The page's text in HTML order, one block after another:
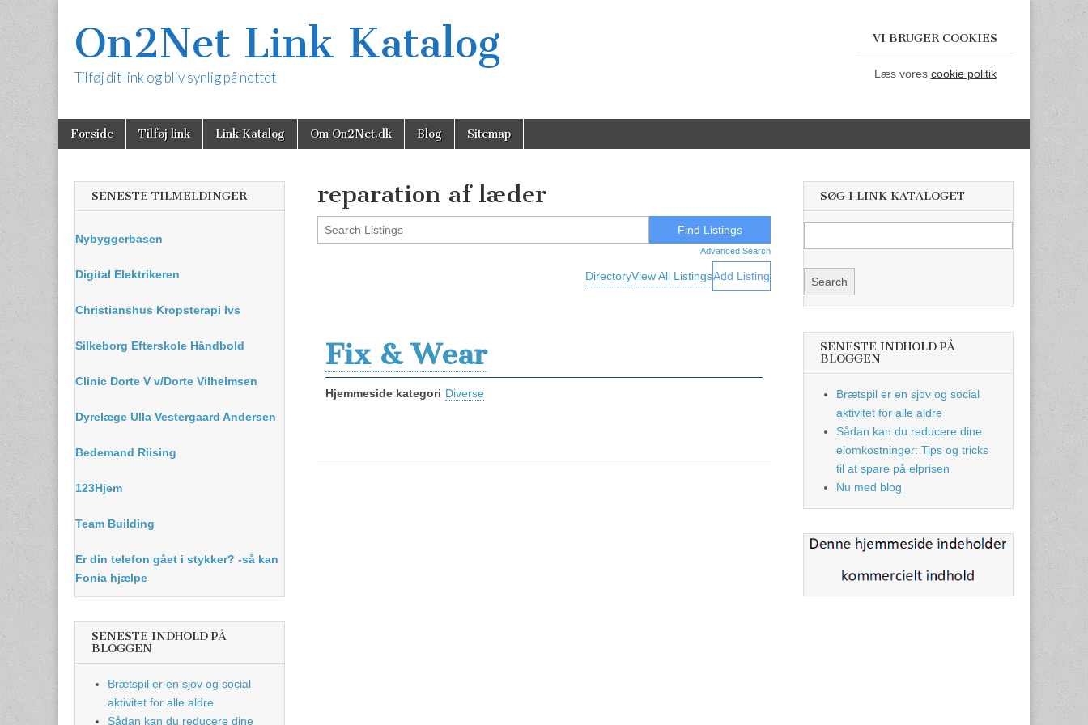
On2Net Link Katalog
Tilføj dit link og bliv synlig på nettet
VI BRUGER COOKIES
Læs vores cookie politik
Main
menu
Skip
Forside Tilføj link Link Katalog Om On2Net.dk Blog Sitemap
reparation af læder
Advanced Search
DirectoryView All ListingsAdd Listing
Fix & Wear
Hjemmeside kategori Diverse
SENESTE TILMELDINGER
Nybyggerbasen
Digital Elektrikeren
Christianshus Kropsterapi Ivs
Silkeborg Efterskole Håndbold
Clinic Dorte V v/Dorte Vilhelmsen
Dyrelæge Ulla Vestergaard Andersen
Bedemand Riising
123Hjem
Team Building
Er din telefon gået i stykker? -så kan
Fonia hjælpe
SENESTE INDHOLD PÅ
BLOGGEN
Brætspil er en sjov og social
aktivitet for alle aldre
Sådan kan du reducere dine
SØG I LINK KATALOGET
SENESTE INDHOLD PÅ
BLOGGEN
Brætspil er en sjov og social
aktivitet for alle aldre
Sådan kan du reducere dine
elomkostninger: Tips og tricks
til at spare på elprisen
Nu med blog